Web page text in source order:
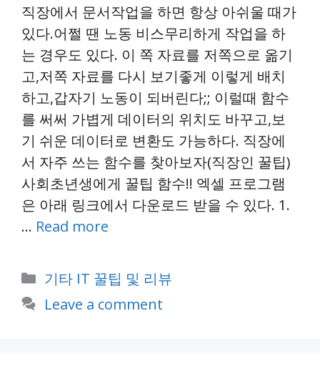
직장에서 문서작업을 하면 항상 아쉬울 때가
있다.어쩔 땐 노동 비스무리하게 작업을 하
는 경우도 있다. 이 쪽 자료를 저쪽으로 옮기
고,저쪽 자료를 다시 보기좋게 이렇게 배치
하고,갑자기 노동이 되버린다;; 이럴때 함수
를 써써 가볍게 데이터의 위치도 바꾸고,보
기 쉬운 데이터로 변환도 가능하다. 직장에
서 자주 쓰는 함수를 찾아보자(직장인 꿀팁)
사회초년생에게 꿀팁 함수!! 엑셀 프로그램
은 아래 링크에서 다운로드 받을 수 있다. 1.
… Read more
Categories
기타 IT 꿀팁 및 리뷰
Leave a comment